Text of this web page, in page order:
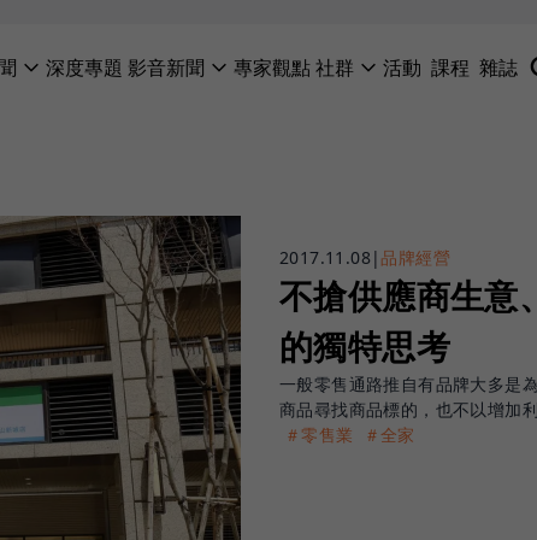
深度專題 影音新聞 專家觀點社群 活動 課程 雜誌
2017.11.08| 品牌經營
不搶供應商生意
的獨特思考
一般零售通路推自有品牌大多是
商品尋找商品標的，也不以增加
＃零售業
＃全家